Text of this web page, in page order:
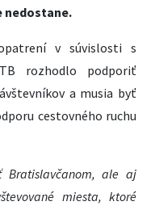
nedostane.
v súvislosti s
rozhodlo podporiť
a musia byť
cestovného ruchu
Bratislavčanom, ale aj
miesta, ktoré